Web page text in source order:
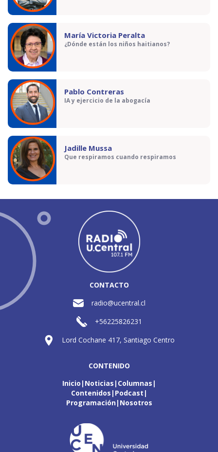
María Victoria Peralta
¿Dónde están los niños haitianos?
Pablo Contreras
IA y ejercicio de la abogacía
Jadille Mussa
Que respiramos cuando respiramos
CONTACTO
radio@ucentral.cl
+56225826231
Lord Cochane 417, Santiago Centro
CONTENIDO
Inicio Noticias Columnas
Contenidos Podcast
Programación Nosotros